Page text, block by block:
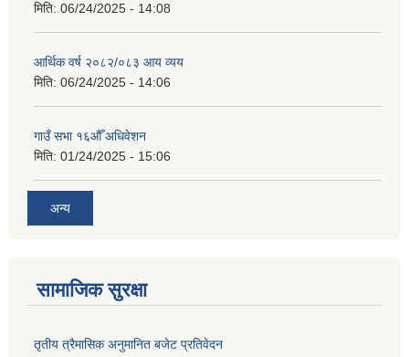
मिति: 06/24/2025 - 14:08
आर्थिक वर्ष २०८२/०८३ आय व्यय
मिति: 06/24/2025 - 14:06
गाउँ सभा १६औँ अधिवेशन
मिति: 01/24/2025 - 15:06
अन्य
सामाजिक सुरक्षा
तृतीय त्रैमासिक अनुमानित बजेट प्रतिवेदन